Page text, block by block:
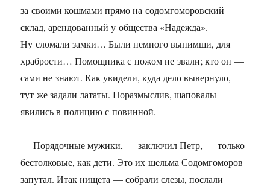
за своими кошмами прямо на содомгоморовский
склад, арендованный у общества «Надежда».
Ну сломали замки… Были немного выпимши, для
храбрости… Помощника с ножом не звали; кто он —
сами не знают. Как увидели, куда дело вывернуло,
тут же задали лататы. Поразмыслив, шаповалы
явились в полицию с повинной.
— Порядочные мужики, — заключил Петр, — только
бестолковые, как дети. Это их шельма Содомгоморов
запутал. Итак нищета — собрали слезы, послали